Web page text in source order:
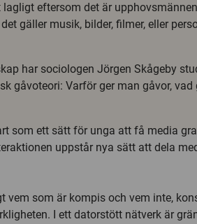
eftersom det är
gäller musik, bilder, filmer, eller
har sociologen Jörgen Skågeby
gåvoteori: Varför ger man gåvor, vad
som ett sätt för unga att få media
uppstår nya sätt att dela
vem som är kompis och vem inte,
I ett datorstött nätverk är